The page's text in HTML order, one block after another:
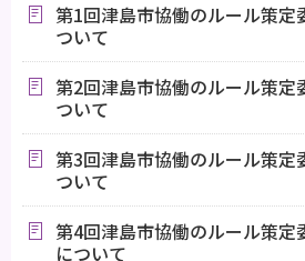
第1回津島市協働のルール策定
ついて
第2回津島市協働のルール策定
ついて
第3回津島市協働のルール策定
ついて
第4回津島市協働のルール策定
について